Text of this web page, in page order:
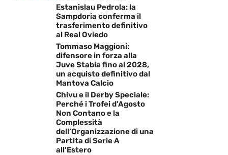
Estanislau Pedrola: la
Sampdoria conferma il
trasferimento definitivo
al Real Oviedo
Tommaso Maggioni:
difensore in forza alla
Juve Stabia fino al 2028,
un acquisto definitivo dal
Mantova Calcio
Chivu e il Derby Speciale:
Perché i Trofei d’Agosto
Non Contano e la
Complessità
dell’Organizzazione di una
Partita di Serie A
all’Estero